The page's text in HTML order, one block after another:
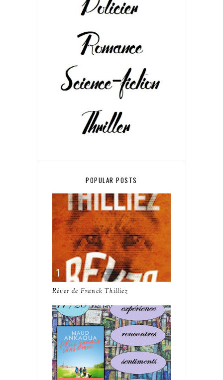
POPULAR POSTS
Rêver de Franck Thilliez